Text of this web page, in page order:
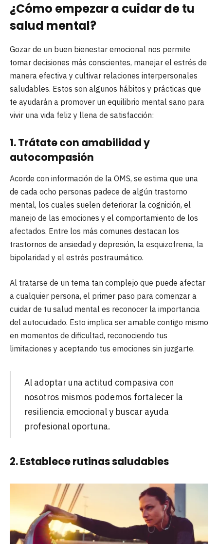
¿Cómo empezar a cuidar de tu
salud mental?
Gozar de un buen bienestar emocional nos permite
tomar decisiones más conscientes, manejar el estrés de
manera efectiva y cultivar relaciones interpersonales
saludables. Estos son algunos hábitos y prácticas que
te ayudarán a promover un equilibrio mental sano para
vivir una vida feliz y llena de satisfacción:
1. Trátate con amabilidad y
autocompasión
Acorde con información de la OMS, se estima que una
de cada ocho personas padece de algún trastorno
mental, los cuales suelen deteriorar la cognición, el
manejo de las emociones y el comportamiento de los
afectados. Entre los más comunes destacan los
trastornos de ansiedad y depresión, la esquizofrenia, la
bipolaridad y el estrés postraumático.
Al tratarse de un tema tan complejo que puede afectar
a cualquier persona, el primer paso para comenzar a
cuidar de tu salud mental es reconocer la importancia
del autocuidado. Esto implica ser amable contigo mismo
en momentos de dificultad, reconociendo tus
limitaciones y aceptando tus emociones sin juzgarte.
Al adoptar una actitud compasiva con
nosotros mismos podemos fortalecer la
resiliencia emocional y buscar ayuda
profesional oportuna.
2. Establece rutinas saludables